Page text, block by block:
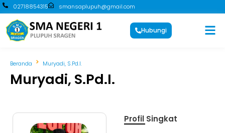
02718854315 smansaplupuh@gmail.com
Hubungi
Beranda Muryadi, S.Pd.I.
Muryadi, S.Pd.I.
Profil Singkat